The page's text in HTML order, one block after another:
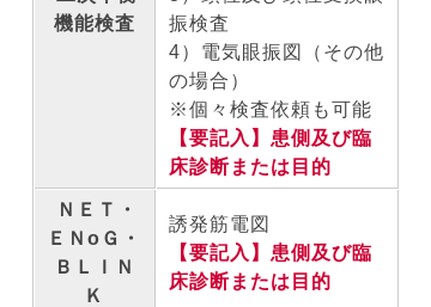
機能検査
振検査
4）電気眼振図（その他
の場合）
※個々検査依頼も可能
【要記入】患側及び臨
床診断または目的
ＮＥＴ・
ＥＮoＧ・
ＢＬＩＮ
Ｋ
誘発筋電図
【要記入】患側及び臨
床診断または目的